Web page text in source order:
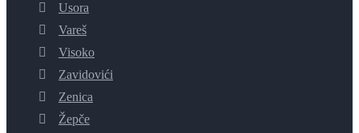
Usora
Vareš
Visoko
Zavidovići
Zenica
Žepče